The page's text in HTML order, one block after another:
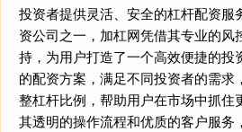
投资者提供灵活、安全的杠杆配资服
资公司之一，加杠网凭借其专业的风
持，为用户打造了一个高效便捷的投
的配资方案，满足不同投资者的需求
整杠杆比例，帮助用户在市场中抓住
其透明的操作流程和优质的客户服务